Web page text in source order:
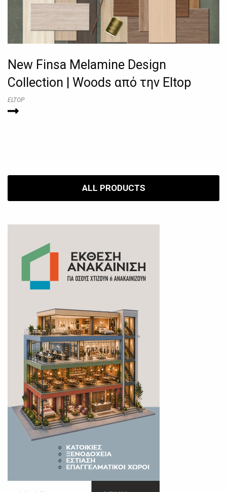
New Finsa Melamine Design
Collection | Woods από την Eltop
ELTOP
ALL PRODUCTS